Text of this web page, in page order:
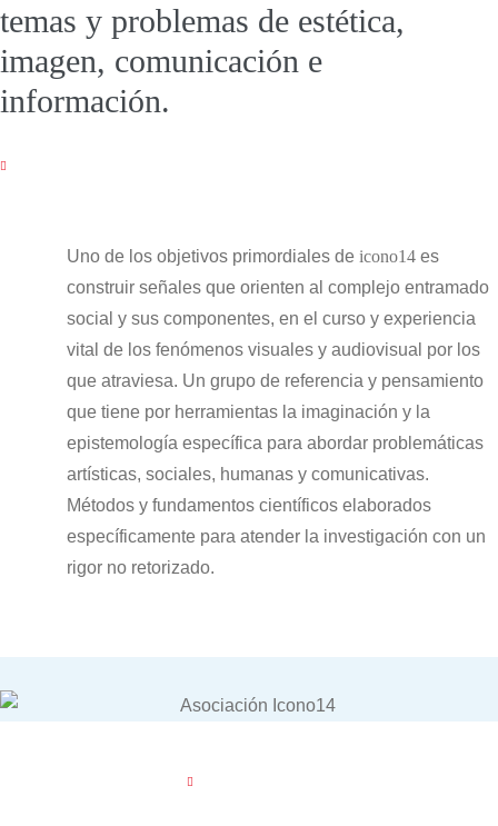
temas y problemas de estética,
imagen, comunicación e
información.
Uno de los objetivos primordiales de icono14 es
construir señales que orienten al complejo entramado
social y sus componentes, en el curso y experiencia
vital de los fenómenos visuales y audiovisual por los
que atraviesa. Un grupo de referencia y pensamiento
que tiene por herramientas la imaginación y la
epistemología específica para abordar problemáticas
artísticas, sociales, humanas y comunicativas.
Métodos y fundamentos científicos elaborados
específicamente para atender la investigación con un
rigor no retorizado.